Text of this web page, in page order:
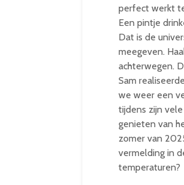
perfect werkt
Een pintje
Dat is de
meegeven.
achterwegen.
Sam
we weer een
tijdens zijn
genieten van
zomer van
vermelding in
temperaturen?